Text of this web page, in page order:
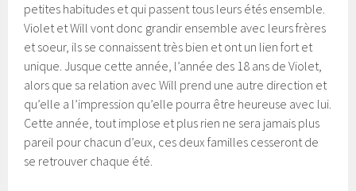
petites habitudes et qui passent tous leurs étés ensemble.
Violet et Will vont donc grandir ensemble avec leurs frères
et soeur, ils se connaissent très bien et ont un lien fort et
unique. Jusque cette année, l’année des 18 ans de Violet,
alors que sa relation avec Will prend une autre direction et
qu’elle a l’impression qu’elle pourra être heureuse avec lui.
Cette année, tout implose et plus rien ne sera jamais plus
pareil pour chacun d’eux, ces deux familles cesseront de
se retrouver chaque été.